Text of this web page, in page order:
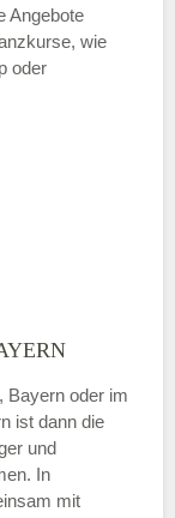
Angebote
wie
oder
Bayern oder im
ist dann die
und
In
mit